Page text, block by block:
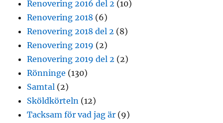
Renovering 2016 del 2 (10)
Renovering 2018 (6)
Renovering 2018 del 2 (8)
Renovering 2019 (2)
Renovering 2019 del 2 (2)
Rönninge (130)
Samtal (2)
Sköldkörteln (12)
Tacksam för vad jag är (9)